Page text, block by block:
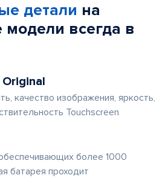
детали на
модели всегда в
качество изображения, яркость,
Touchscreen
более 1000
батарея проходит